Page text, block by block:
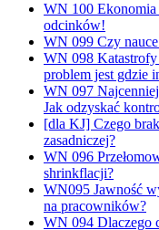
WN 100 Ekonomia
odcinków!
WN 099 Czy
WN 098
problem jest gdzie
WN 097
Jak odzyskać
[dla KJ] Czego
zasadniczej?
WN 096
shrinkflacji?
WN095 Jawność
na pracowników?
WN 094 Dlaczego